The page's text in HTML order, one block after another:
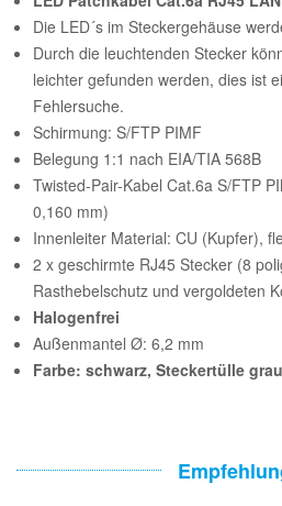
Die LED´s im Steckergehäuse
Durch die leuchtenden Stecker
leichter gefunden werden, dies ist
Fehlersuche.
Schirmung: S/FTP PIMF
Belegung 1:1 nach EIA/TIA 568B
Twisted-Pair-Kabel Cat.6a S/FTP
0,160 mm)
Innenleiter Material: CU (Kupfer),
2 x geschirmte RJ45 Stecker (8
Rasthebelschutz und vergoldeten
Halogenfrei
Außenmantel Ø: 6,2 mm
Farbe: schwarz, Steckertülle grau